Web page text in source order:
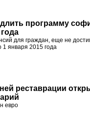
программу
для граждан, еще не
января 2015 года
реставрации
евро